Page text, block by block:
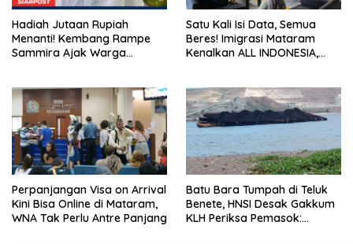
Hadiah Jutaan Rupiah
Menanti! Kembang Rampe
Sammira Ajak Warga
Satu Kali Isi Data, Semua
Beres! Imigrasi Mataram
Kenalkan ALL INDONESIA,
Internasional
Perpanjangan Visa on Arrival
Kini Bisa Online di Mataram,
WNA Tak Perlu Antre Panjang
Batu Bara Tumpah di Teluk
Benete, HNSI Desak Gakkum
KLH Periksa Pemasok: